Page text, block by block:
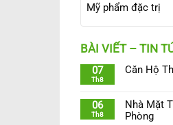
Mỹ phẩm đặc trị
BÀI VIẾT – TIN
07
Th8
Căn Hộ
06
Th8
Nhà Mặt
Phòng